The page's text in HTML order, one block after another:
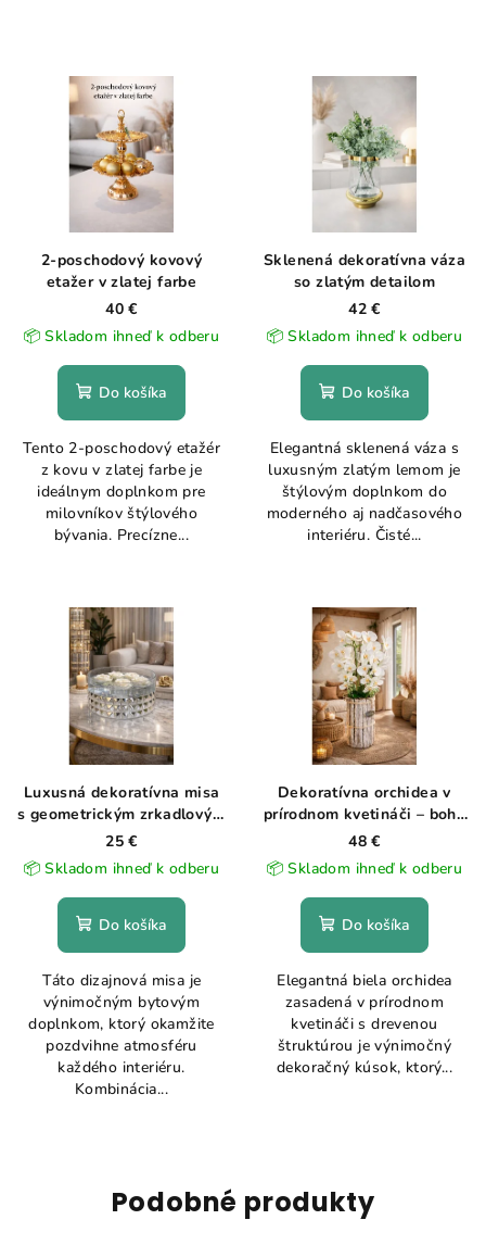
2-poschodový kovový
etažer v zlatej farbe
40 €
📦 Skladom ihneď k odberu
Do košíka
Tento 2-poschodový etažér
z kovu v zlatej farbe je
ideálnym doplnkom pre
milovníkov štýlového
bývania. Precízne...
Sklenená dekoratívna váza
so zlatým detailom
42 €
📦 Skladom ihneď k odberu
Do košíka
Elegantná sklenená váza s
luxusným zlatým lemom je
štýlovým doplnkom do
moderného aj nadčasového
interiéru. Čisté...
Luxusná dekoratívna misa
s geometrickým zrkadlovým
dizajnom
25 €
📦 Skladom ihneď k odberu
Do košíka
Táto dizajnová misa je
výnimočným bytovým
doplnkom, ktorý okamžite
pozdvihne atmosféru
každého interiéru.
Kombinácia...
Dekoratívna orchidea v
prírodnom kvetináči – boho
štýl
48 €
📦 Skladom ihneď k odberu
Do košíka
Elegantná biela orchidea
zasadená v prírodnom
kvetináči s drevenou
štruktúrou je výnimočný
dekoračný kúsok, ktorý...
Podobné produkty